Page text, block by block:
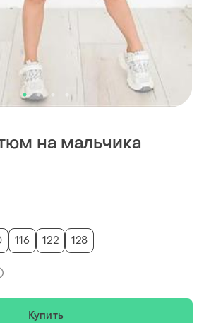
на мальчика
116 122 128
Купить